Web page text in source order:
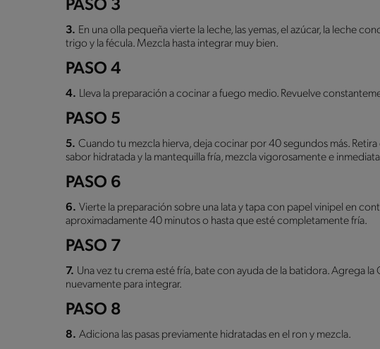
PASO 3
3. En una olla pequeña vierte la leche, las yemas, el azúcar, la leche
trigo y la fécula. Mezcla hasta integrar muy bien.
PASO 4
4. Lleva la preparación a cocinar a fuego medio. Revuelve
PASO 5
5. Cuando tu mezcla hierva, deja cocinar por 40 segundos más.
sabor hidratada y la mantequilla fría, mezcla vigorosamente e
PASO 6
6. Vierte la preparación sobre una lata y tapa con papel vinipel en
aproximadamente 40 minutos o hasta que esté completamente fría.
PASO 7
7. Una vez tu crema esté fría, bate con ayuda de la batidora. Agrega la
nuevamente para integrar.
PASO 8
8. Adiciona las pasas previamente hidratadas en el ron y mezcla.